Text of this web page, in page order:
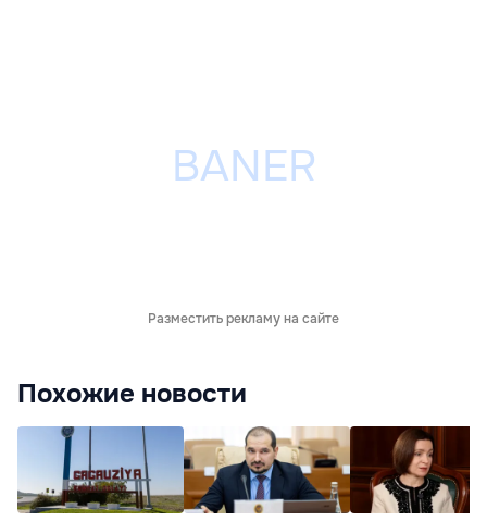
Разместить рекламу на сайте
Похожие новости